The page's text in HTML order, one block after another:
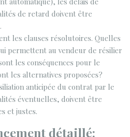
de retard doivent être
les clauses résolutoires. Quelles
permettent au vendeur de résilier
les conséquences pour le
les alternatives proposées?
anticipée du contrat par le
éventuelles, doivent être
et justes.
détaillé: